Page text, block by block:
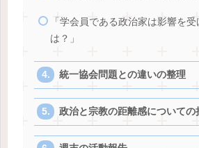
「学会員である政治家は影響を
は？」
統一協会問題との違いの整理
政治と宗教の距離感についての